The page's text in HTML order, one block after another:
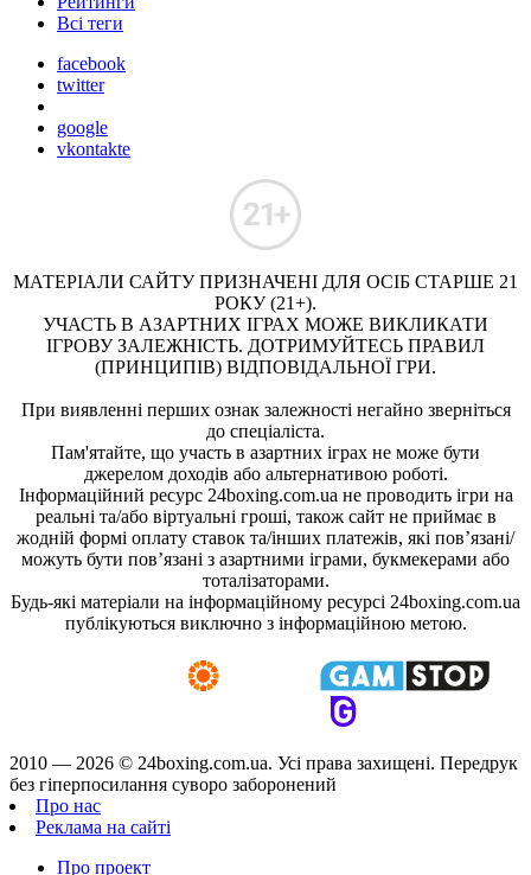
Всі теги
facebook
twitter
google
vkontakte
МАТЕРІАЛИ САЙТУ ПРИЗНАЧЕНІ ДЛЯ ОСІБ СТАРШЕ 21
РОКУ (21+).
УЧАСТЬ В АЗАРТНИХ ІГРАХ МОЖЕ ВИКЛИКАТИ
ІГРОВУ ЗАЛЕЖНІСТЬ. ДОТРИМУЙТЕСЬ ПРАВИЛ
(ПРИНЦИПІВ) ВІДПОВІДАЛЬНОЇ ГРИ.
При виявленні перших ознак залежності негайно зверніться
до спеціаліста.
Пам'ятайте, що участь в азартних іграх не може бути
джерелом доходів або альтернативою роботі.
Інформаційний ресурс 24boxing.com.ua не проводить ігри на
реальні та/або віртуальні гроші, також сайт не приймає в
жодній формі оплату ставок та/інших платежів, які пов’язані/
можуть бути пов’язані з азартними іграми, букмекерами або
тоталізаторами.
Будь-які матеріали на інформаційному ресурсі 24boxing.com.ua
публікуються виключно з інформаційною метою.
2010 — 2026 © 24boxing.com.ua. Усi права захищенi. Передрук
без гіперпосилання суворо заборонений
Про нас
Реклама на сайті
Про проект